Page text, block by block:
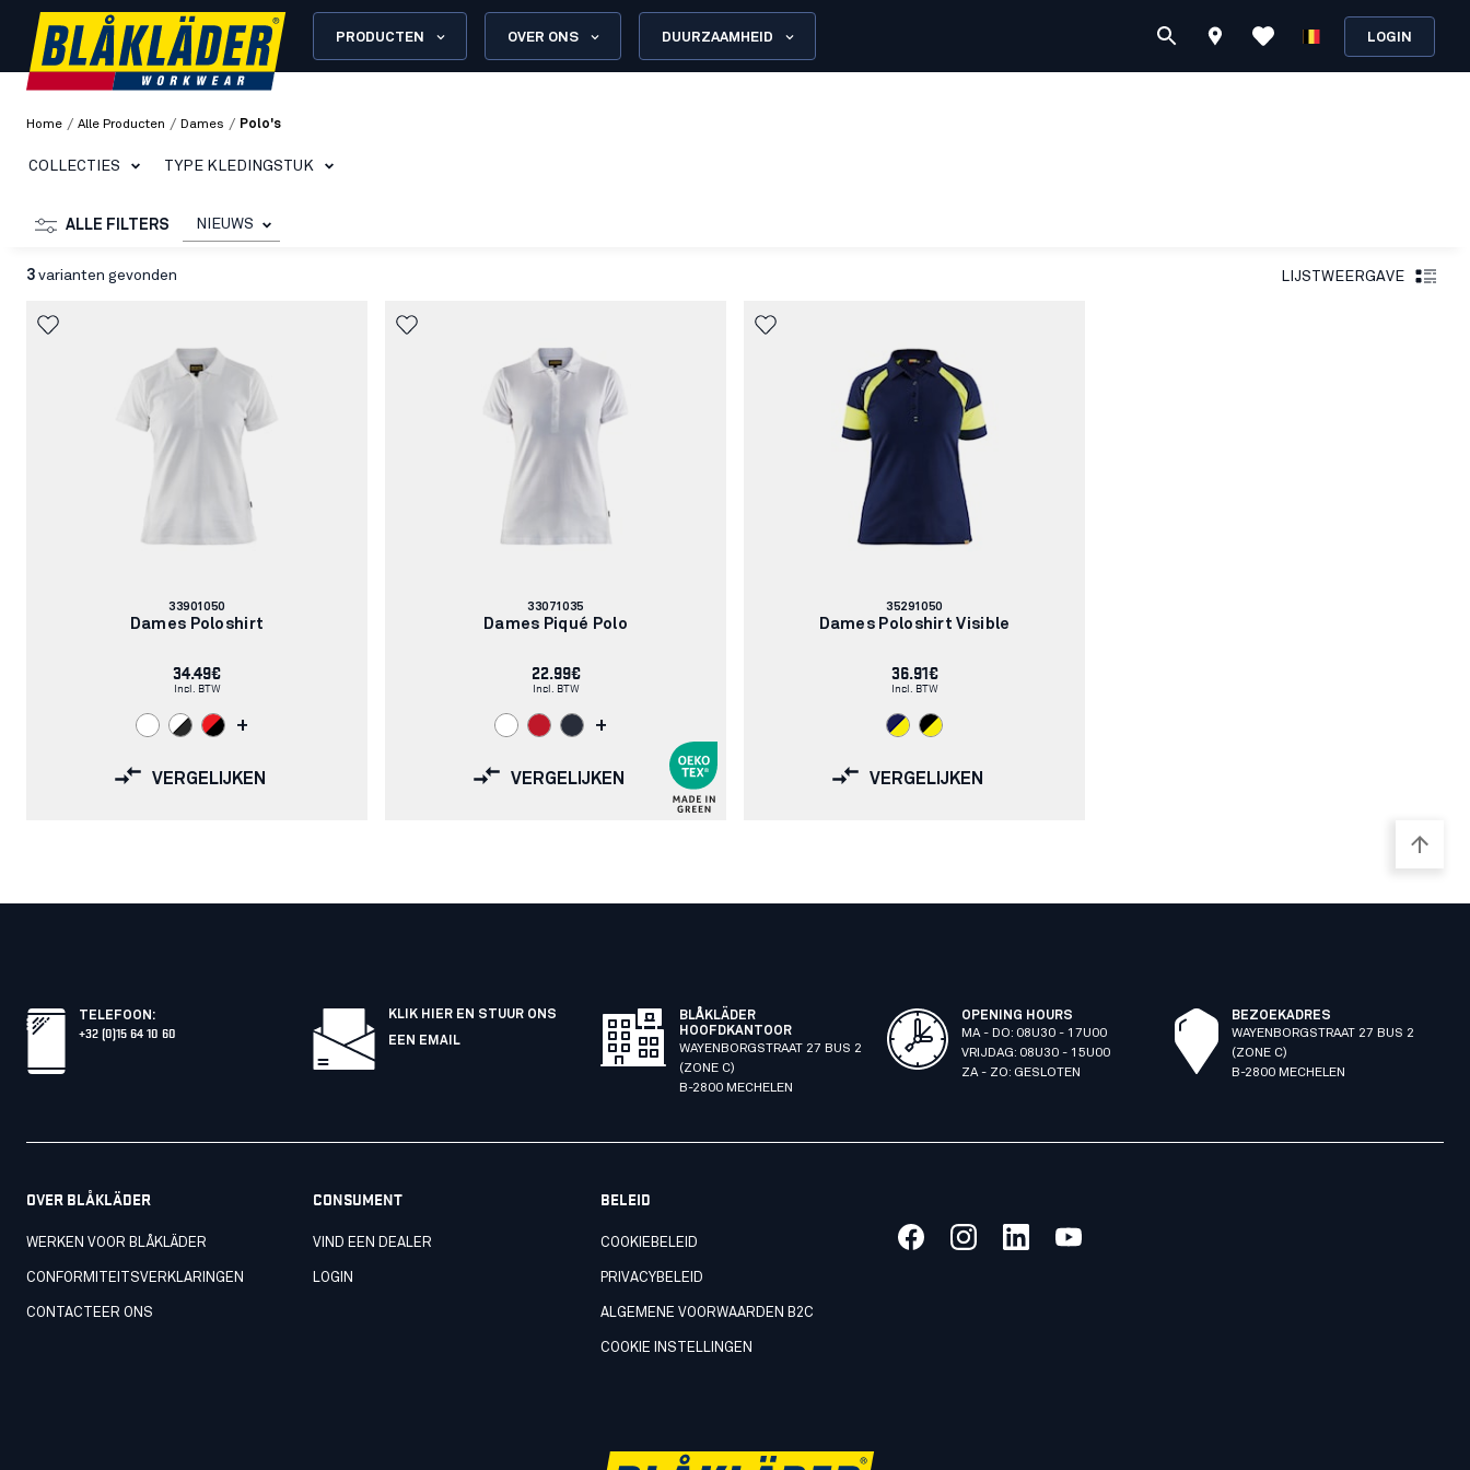
PRODUCTEN OVER ONS DUURZAAMHEID LOGIN
Home / Alle Producten / Dames / Polo's
COLLECTIES TYPE KLEDINGSTUK
ALLE FILTERS NIEUWS
3 varianten gevonden LIJSTWEERGAVE
Artikelnummer:
33901050
Dames Poloshirt
34.49€
Incl. BTW
+
VERGELIJKEN
Artikelnummer:
33071035
Dames Piqué Polo
22.99€
Incl. BTW
+
VERGELIJKEN
Artikelnummer:
35291050
Dames Poloshirt Visible
36.91€
Incl. BTW
VERGELIJKEN
TELEFOON :
+32 (0)15 64 10 60
KLIK HIER EN STUUR ONS
EEN EMAIL
BLÅKLÄDER
HOOFDKANTOOR
WAYENBORGSTRAAT 27 BUS 2
(ZONE C)
B-2800 MECHELEN
OPENING HOURS
MA - DO: 08U30 - 17U00
VRIJDAG: 08U30 - 15U00
ZA - ZO: GESLOTEN
BEZOEKADRES
WAYENBORGSTRAAT 27 BUS 2
(ZONE C)
B-2800 MECHELEN
OVER BLÅKLÄDER
WERKEN VOOR BLÅKLÄDER
CONFORMITEITSVERKLARINGEN
CONTACTEER ONS
CONSUMENT
VIND EEN DEALER
LOGIN
BELEID
COOKIEBELEID
PRIVACYBELEID
ALGEMENE VOORWAARDEN B2C
COOKIE INSTELLINGEN